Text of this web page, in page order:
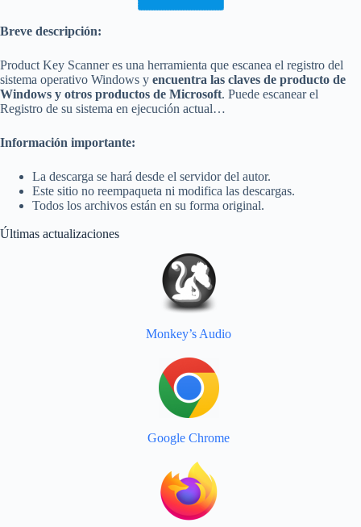
Breve descripción:
Product Key Scanner es una herramienta que escanea el registro del
sistema operativo Windows y encuentra las claves de producto de
Windows y otros productos de Microsoft. Puede escanear el
Registro de su sistema en ejecución actual…
Información importante:
La descarga se hará desde el servidor del autor.
Este sitio no reempaqueta ni modifica las descargas.
Todos los archivos están en su forma original.
Últimas actualizaciones
Monkey’s Audio
Google Chrome